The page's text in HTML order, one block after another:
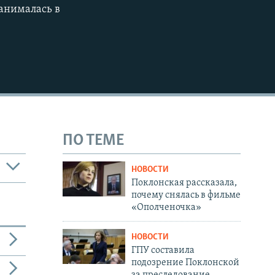
в
ПО ТЕМЕ
НОВОСТИ
Поклонская рассказала,
почему снялась в фильме
«Ополченочка»
НОВОСТИ
ГПУ составила
подозрение Поклонской